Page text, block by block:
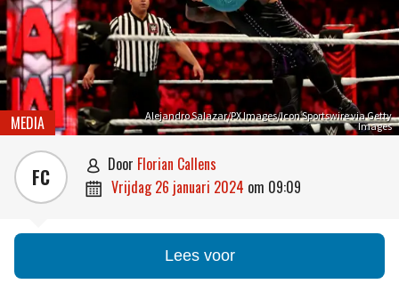
Alejandro Salazar/PX Images/Icon Sportswire via Getty
Images
MEDIA
FC  door Florian Callens
 vrijdag 26 januari 2024 om 09:09
Lees voor